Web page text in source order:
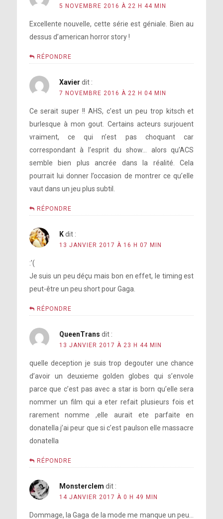
5 NOVEMBRE 2016 À 22 H 44 MIN
Excellente nouvelle, cette série est géniale. Bien au
dessus d’american horror story !
RÉPONDRE
Xavier dit :
7 NOVEMBRE 2016 À 22 H 04 MIN
Ce serait super !! AHS, c’est un peu trop kitsch et
burlesque à mon gout. Certains acteurs surjouent
vraiment, ce qui n’est pas choquant car
correspondant à l’esprit du show… alors qu’ACS
semble bien plus ancrée dans la réalité. Cela
pourrait lui donner l’occasion de montrer ce qu’elle
vaut dans un jeu plus subtil.
RÉPONDRE
K dit :
13 JANVIER 2017 À 16 H 07 MIN
:'(
Je suis un peu déçu mais bon en effet, le timing est
peut-être un peu short pour Gaga.
RÉPONDRE
QueenTrans dit :
13 JANVIER 2017 À 23 H 44 MIN
quelle deception je suis trop degouter une chance
d’avoir un deuxieme golden globes qui s’envole
parce que c’est pas avec a star is born qu’elle sera
nommer un film qui a eter refait plusieurs fois et
rarement nomme ,elle aurait ete parfaite en
donatella j’ai peur que si c’est paulson elle massacre
donatella
RÉPONDRE
Monsterclem dit :
14 JANVIER 2017 À 0 H 49 MIN
Dommage, la Gaga de la mode me manque un peu…